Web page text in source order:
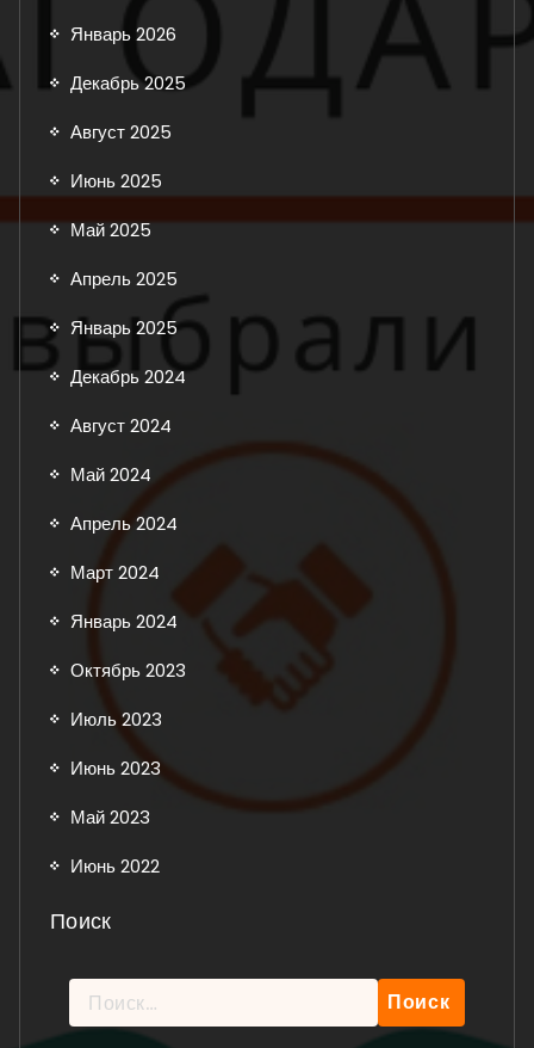
Январь 2026
Декабрь 2025
Август 2025
Июнь 2025
Май 2025
Апрель 2025
Январь 2025
Декабрь 2024
Август 2024
Май 2024
Апрель 2024
Март 2024
Январь 2024
Октябрь 2023
Июль 2023
Июнь 2023
Май 2023
Июнь 2022
Поиск
Найти: